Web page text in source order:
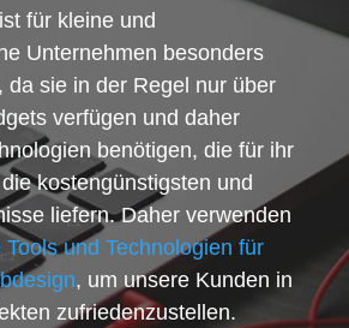
für kleine und
Unternehmen besonders
da sie in der Regel nur über
verfügen und daher
benötigen, die für ihr
kostengünstigsten und
liefern. Daher verwenden
und Technologien für
, um unsere Kunden in
zufriedenzustellen.